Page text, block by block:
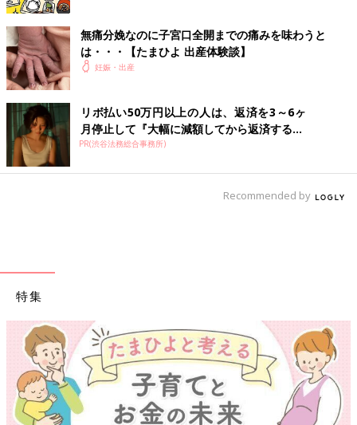
無痛分娩なのに子宮口全開までの痛みを味わうと
は・・・【たまひよ 出産体験談】
妊娠・出産
リボ払い50万円以上の人は、返済を3～6ヶ
月停止して『大幅に減額してから返済する...
PR(渋谷法務総合事務所)
Recommended by
特集